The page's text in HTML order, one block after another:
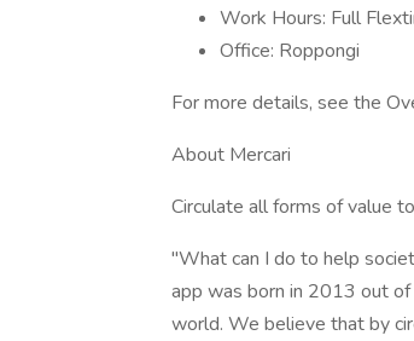
Work Hours: Full
Office: Roppongi
For more details, see the
About Mercari
Circulate all forms of value
"What can I do to help
app was born in 2013 out
world. We believe that by